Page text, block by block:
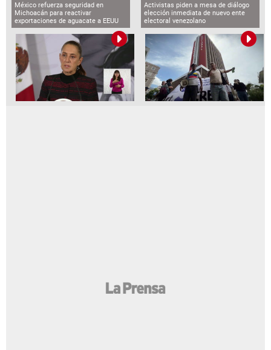
México refuerza seguridad en
Michoacán para reactivar
exportaciones de aguacate a EEUU
Activistas piden a mesa de diálogo
elección inmediata de nuevo ente
electoral venezolano